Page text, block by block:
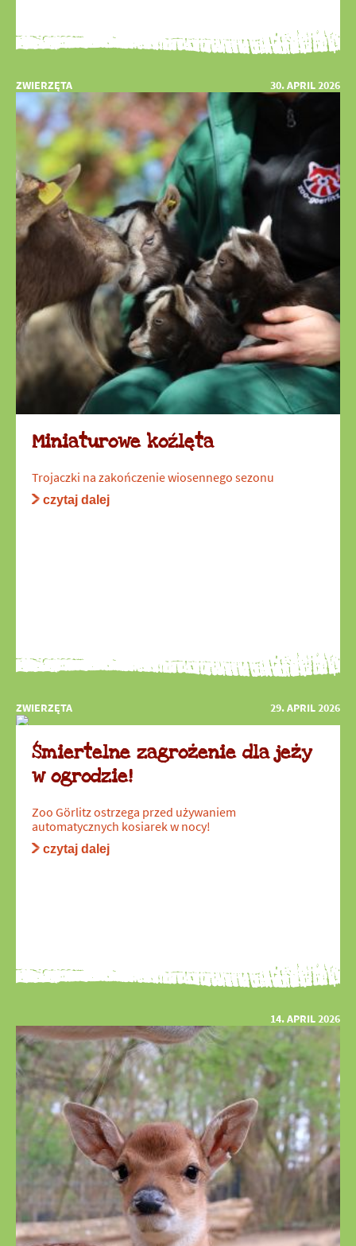
ZWIERZĘTA 30. APRIL 2026
Miniaturowe koźlęta
Trojaczki na zakończenie wiosennego sezonu
czytaj dalej
ZWIERZĘTA 29. APRIL 2026
Śmiertelne zagrożenie dla jeży
w ogrodzie!
Zoo Görlitz ostrzega przed używaniem
automatycznych kosiarek w nocy!
czytaj dalej
14. APRIL 2026